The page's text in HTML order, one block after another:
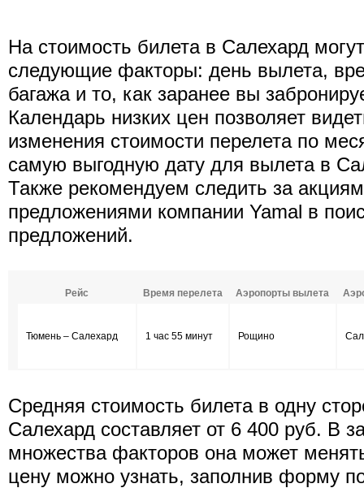
На стоимость билета в Салехард
следующие факторы: день вылета,
багажа и то, как заранее вы
Календарь низких цен позволяет
изменения стоимости перелета по
самую выгодную дату для вылета в
Также рекомендуем следить за
предложениями компании Yamal в
предложений.
Рейс Время перелета Аэропорты вылета
Тюмень – Салехард 1 час 55 минут Рощино
Средняя стоимость билета в одну
Салехард составляет от 6 400 руб. В
множества факторов она может
цену можно узнать, заполнив форму